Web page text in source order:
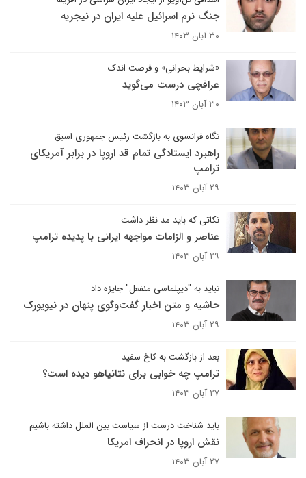
جنگ نرم اسرائیل علیه ایران در نیجریه
۳۰ آبان ۱۴۰۳
«شرایط بحرانی» و فرصت اندک
عراقچی درست می‌گوید
۳۰ آبان ۱۴۰۳
نگاه فرانسوی به بازگشت رئیس جمهوری اسبق
راهبرد ایستادگی تمام قد اروپا در برابر آمریکای
ترامپ
۲۹ آبان ۱۴۰۳
نکاتی که باید مد نظر داشت
عناصر و الزامات مواجهه ایرانی با پدیده ترامپ
۲۹ آبان ۱۴۰۳
نباید به "دیپلماسی منفعل" جایزه داد
حاشیه و متن اخبار گفت‌وگوی پنهان در نیویورک
۲۹ آبان ۱۴۰۳
بعد از بازگشت به کاخ سفید
ترامپ چه خوابی برای نتانیاهو دیده است؟
۲۷ آبان ۱۴۰۳
باید شناخت درست از سیاست بین الملل داشته باشیم
نقش اروپا در انحراف امریکا
۲۷ آبان ۱۴۰۳